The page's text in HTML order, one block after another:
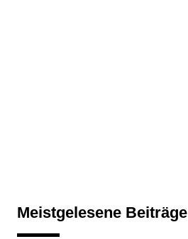
Meistgelesene Beiträge